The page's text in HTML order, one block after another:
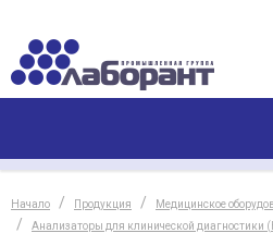
Начало Продукция
Медицинское
Анализаторы для клинической диагностики